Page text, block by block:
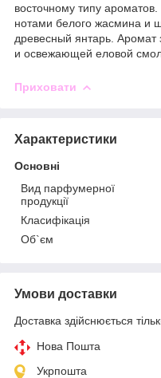
восточному типу
нотами белого жасмина и
древесный янтарь. Аромат
и освежающей еловой
Приховати
Характеристики
Основні
Вид парфумерної
продукції
Класифікація
Об`єм
Умови доставки
Доставка здійснюється
Нова Пошта
Укрпошта